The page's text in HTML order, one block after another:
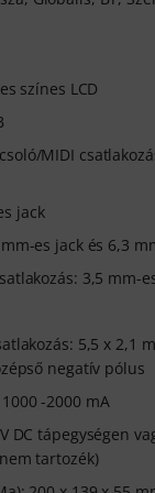
színes LCD
MIDI
jack
es jack és 6,3
3,5 mm-
5,5 x 2,1
negatív pólus
-2000 mA
DC tápegységen
tartozék)